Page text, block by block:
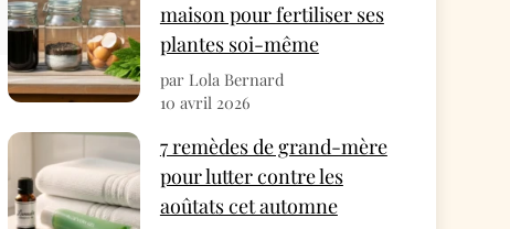
maison pour fertiliser ses
plantes soi-même
par Lola Bernard
10 avril 2026
7 remèdes de grand-mère
pour lutter contre les
aoûtats cet automne